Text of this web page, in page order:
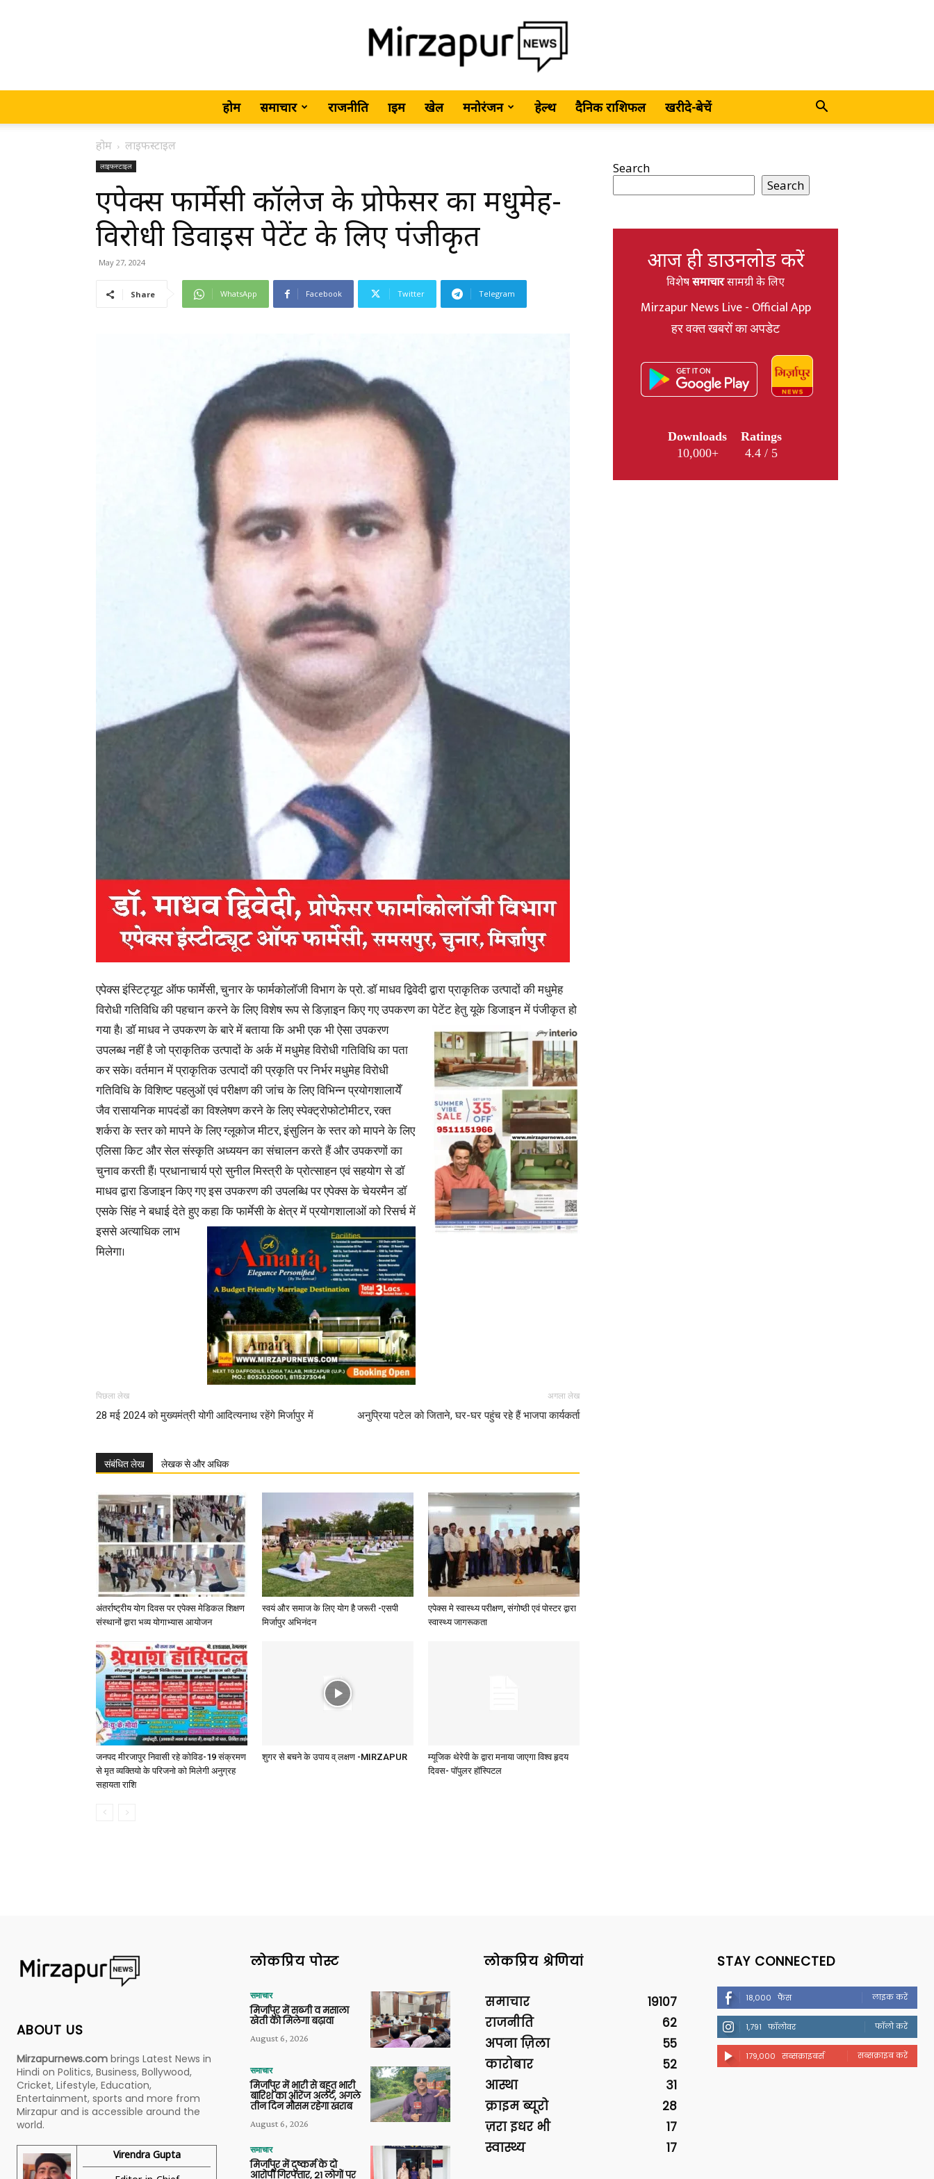
MirzapurNews.com
•
Hindi
Hindi
News
Paper
होम समाचार राजनीति क्राइम खेल मनोरंजन हेल्थ दैनिक राशिफल खरीदे-बेचें
होम लाइफस्टाइल
लाइफस्टाइल
एपेक्स फार्मेसी कॉलेज के प्रोफेसर का मधुमेह-
विरोधी डिवाइस पेटेंट के लिए पंजीकृत
May 27, 2024
Share WhatsApp Facebook Twitter Telegram
एपेक्स इंस्टिट्यूट ऑफ फार्मेसी, चुनार के फार्मकोलॉजी विभाग के प्रो. डॉ माधव द्विवेदी द्वारा प्राकृतिक उत्पादों की मधुमेह
विरोधी गतिविधि की पहचान करने के लिए विशेष रूप से डिज़ाइन किए गए उपकरण का पेटेंट हेतु यूके डिजाइन में पंजीकृत हो
गया है। डॉ माधव ने उपकरण के बारे में बताया कि अभी एक भी ऐसाउपकरण
उपलब्ध नहीं है जो प्राकृतिक उत्पादों के अर्क में मधुमेह विरोधी गतिविधि का पता
कर सके। वर्तमान में प्राकृतिक उत्पादों की प्रकृति पर निर्भर मधुमेह विरोधी
गतिविधि के विशिष्ट पहलुओं एवं परीक्षण की जांच के लिए विभिन्न प्रयोगशालायेँ
जैव रासायनिक मापदंडों का विश्लेषण करने के लिए स्पेक्ट्रोफोटोमीटर, रक्त
शर्करा के स्तर को मापने के लिए ग्लूकोज मीटर, इंसुलिन के स्तर को मापने के लिए
एलिसा किट और सेल संस्कृति अध्ययन का संचालन करते हैं और उपकरणों का
चुनाव करती हैं। प्रधानाचार्य प्रो सुनील मिस्त्री के प्रोत्साहन एवं सहयोग से डॉ
माधव द्वारा डिजाइन किए गए इस उपकरण की उपलब्धि पर एपेक्स के चेयरमैन डॉ
एसके सिंह ने बधाई देते हुए कहा किफार्मेसी के क्षेत्र में प्रयोगशालाओं को रिसर्च में
इससे अत्याधिक लाभ
मिलेगा।
पिछला लेख
28 मई 2024 को मुख्यमंत्री योगी आदित्यनाथ रहेंगे मिर्जापुर में
अगला लेख
अनुप्रिया पटेल को जिताने, घर-घर पहुंच रहे हैं भाजपा कार्यकर्ता
संबंधित लेख लेखक से और अधिक
अंतर्राष्ट्रीय योग दिवस पर एपेक्स मेडिकल शिक्षण
संस्थानों द्वारा भव्य योगाभ्यास आयोजन
स्वयं और समाज के लिए योग है जरूरी -एसपी
मिर्जापुर अभिनंदन
एपेक्स मे स्वास्थ्य परीक्षण, संगोष्ठी एवं पोस्टर द्वारा
स्वास्थ्य जागरूकता
जनपद मीरजापुर निवासी रहे कोविड-19 संक्रमण
से मृत व्यक्तियो के परिजनो को मिलेगी अनुग्रह
सहायता राशि
शुगर से बचने के उपाय व् लक्षण -MIRZAPUR
म्यूजिक थेरेपी के द्वारा मनाया जाएगा विश्व हृदय
दिवस- पॉपुलर हॉस्पिटल
Search
Search
आज ही डाउनलोड करें
विशेषसमाचारसामग्री के लिए
Mirzapur News Live - Official App
हर वक्त खबरों का अपडेट
Downloads
10,000+
Ratings
4.4 / 5
ABOUT US
Mirzapurnews.com brings Latest News in
Hindi on Politics, Business, Bollywood,
Cricket, Lifestyle, Education,
Entertainment, sports and more from
Mirzapur and is accessible around the
world.
Virendra Gupta
लोकप्रिय पोस्ट
समाचार
मिर्जापुर में सब्जी व मसाला
खेती को मिलेगा बढ़ावा
August 6, 2026
समाचार
मिर्जापुर में भारी से बहुत भारी
बारिश का ऑरेंज अलर्ट, अगले
तीन दिन मौसम रहेगा खराब
August 6, 2026
समाचार
मिर्जापुर में दुष्कर्म के दो
आरोपी गिरफ्तार, 21 लोगों पर
लोकप्रिय श्रेणियां
समाचार
19107
राजनीति
62
अपना ज़िला
55
कारोबार
52
आस्था
31
क्राइम ब्यूरो
28
ज़रा इधर भी
17
स्वास्थ्य
17
STAY CONNECTED
18,000 फैंस लाइक करें
1,791 फॉलोवर फॉलो करें
179,000 सब्सक्राइबर्स सब्सक्राइब करें